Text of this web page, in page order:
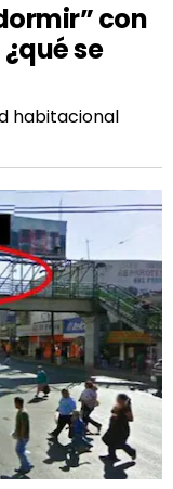
con
se
habitacional